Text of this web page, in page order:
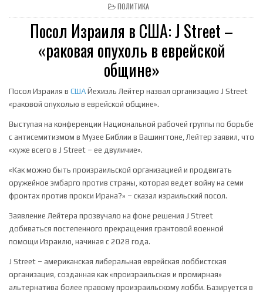
POSTED IN
ПОЛИТИКА
Посол Израиля в США: J Street –
«раковая опухоль в еврейской
общине»
Посол Израиля в США Йехиэль Лейтер назвал организацию J Street
«раковой опухолью в еврейской общине».
Выступая на конференции Национальной рабочей группы по борьбе
с антисемитизмом в Музее Библии в Вашингтоне, Лейтер заявил, что
«хуже всего в J Street – ее двуличие».
«Как можно быть произраильской организацией и продвигать
оружейное эмбарго против страны, которая ведет войну на семи
фронтах против прокси Ирана?» – сказал израильский посол.
Заявление Лейтера прозвучало на фоне решения J Street
добиваться постепенного прекращения грантовой военной
помощи Израилю, начиная с 2028 года.
J Street – американская либеральная еврейская лоббистская
организация, созданная как «произраильская и промирная»
альтернатива более правому произраильскому лобби. Базируется в